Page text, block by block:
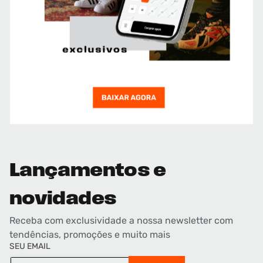
Lançamentos e
novidades
Receba com exclusividade a nossa newsletter com
tendências, promoções e muito mais
SEU EMAIL